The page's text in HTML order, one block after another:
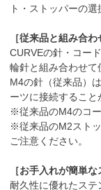
ト・ストッパーの選
［従来品と組み合わ
CURVEの針・コー
輪針と組み合わせて
M4の針（従来品）
ーツに接続すること
※従来品のM4のコ
※従来品のM2スト
ご注意ください。
［お手入れが簡単な
耐久性に優れたステ